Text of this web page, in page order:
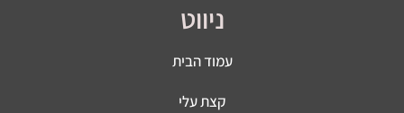
ניווט
עמוד הבית
קצת עלי